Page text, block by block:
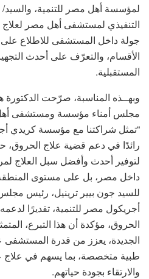
لمؤسسة أهل مصر للتنمية،
التنفيذي لمستشفى أهل مصر
جولة داخل المستشفى للاطلاع
الأقسام، والتعرّف على أحدث
المستقبلية.
وبهــذه المناسبة، صرّحت
مجلس أمناء مؤسسة ومستشفى أهل
“تمثل شراكتنا مع مؤسسة كريدي
رائدًا في دعم قضية علاج
لتوفير أحدث وأفضل سبل العلاج
داخل مصر، بل على مستوى المنطقة
للسيد جون بيير ترينيل، رئيس
أجريكول مصر للتنمية، تقديرًا
الحروق، مؤكدة أن هذا التبرع،
الجديدة، يعزز من قدرة المستشفى
طبية متخصصة، بما يسهم في علاج
والارتقاء بجودة حياتهم.